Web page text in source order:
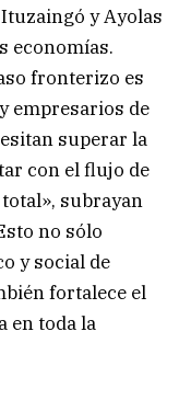
y Ayolas
economías.
fronterizo es
empresarios de
superar la
con el flujo de
subrayan
no sólo
y social de
fortalece el
en toda la